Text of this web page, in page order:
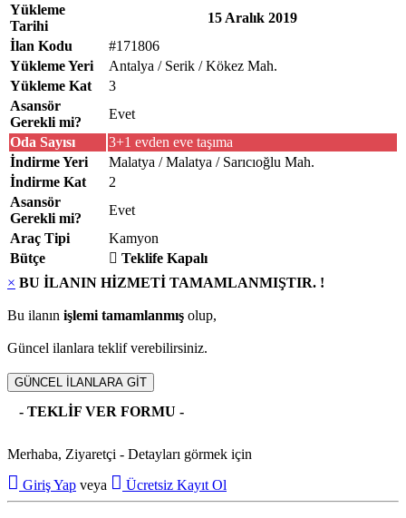
Yükleme
Tarihi
15 Aralık 2019
İlan Kodu
#171806
Yükleme Yeri
Antalya / Serik / Kökez Mah.
Yükleme Kat
3
Asansör
Gerekli mi?
Evet
Oda Sayısı
3+1 evden eve taşıma
İndirme Yeri
Malatya / Malatya / Sarıcıoğlu Mah.
İndirme Kat
2
Asansör
Gerekli mi?
Evet
Araç Tipi
Kamyon
Bütçe
Teklife Kapalı
× BU İLANIN HİZMETİ TAMAMLANMIŞTIR. !
Bu ilanın işlemi tamamlanmış olup,
Güncel ilanlara teklif verebilirsiniz.
GÜNCEL İLANLARA GİT
- TEKLİF VER FORMU -
Merhaba, Ziyaretçi - Detayları görmek için
Giriş Yap veya Ücretsiz Kayıt Ol